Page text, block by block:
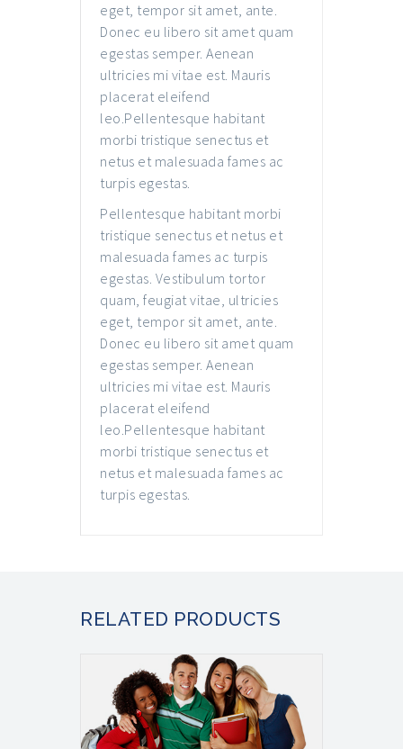
eget, tempor sit amet, ante.
Donec eu libero sit amet quam
egestas semper. Aenean
ultricies mi vitae est. Mauris
placerat eleifend
leo.Pellentesque habitant
morbi tristique senectus et
netus et malesuada fames ac
turpis egestas.
Pellentesque habitant morbi
tristique senectus et netus et
malesuada fames ac turpis
egestas. Vestibulum tortor
quam, feugiat vitae, ultricies
eget, tempor sit amet, ante.
Donec eu libero sit amet quam
egestas semper. Aenean
ultricies mi vitae est. Mauris
placerat eleifend
leo.Pellentesque habitant
morbi tristique senectus et
netus et malesuada fames ac
turpis egestas.
RELATED PRODUCTS